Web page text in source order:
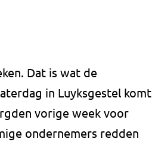
Dat is wat de
in Luyksgestel komt
vorige week voor
ondernemers redden